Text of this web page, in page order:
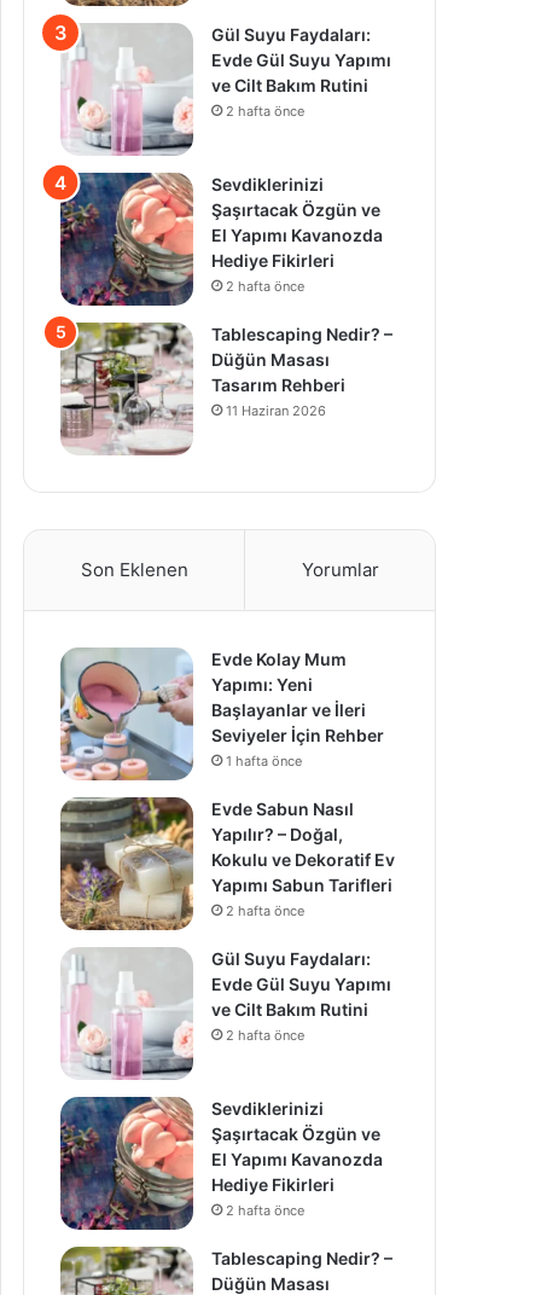
Gül Suyu Faydaları:
Evde Gül Suyu Yapımı
ve Cilt Bakım Rutini
2 hafta önce
Sevdiklerinizi
Şaşırtacak Özgün ve
El Yapımı Kavanozda
Hediye Fikirleri
2 hafta önce
Tablescaping Nedir? –
Düğün Masası
Tasarım Rehberi
11 Haziran 2026
Son Eklenen Yorumlar
Evde Kolay Mum
Yapımı: Yeni
Başlayanlar ve İleri
Seviyeler İçin Rehber
1 hafta önce
Evde Sabun Nasıl
Yapılır? – Doğal,
Kokulu ve Dekoratif Ev
Yapımı Sabun Tarifleri
2 hafta önce
Gül Suyu Faydaları:
Evde Gül Suyu Yapımı
ve Cilt Bakım Rutini
2 hafta önce
Sevdiklerinizi
Şaşırtacak Özgün ve
El Yapımı Kavanozda
Hediye Fikirleri
2 hafta önce
Tablescaping Nedir? –
Düğün Masası